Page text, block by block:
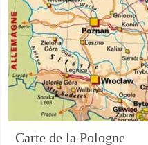
Carte de la Pologne